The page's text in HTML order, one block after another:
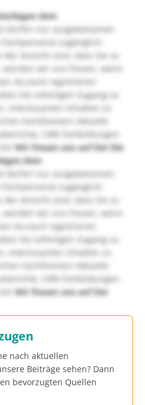
dem
dürfen nur ausgewiesenen
zugänglich
Ansicht sind, dass Sie zu
würden wir uns freuen, wenn
Account registrieren
Sie sofortigen Zugang zu
interessanten Inhalten zu
Fachthemen! Aktuelle
CME-Fortbildungen
Wir freuen uns auf Sie! Die
dem
dürfen nur ausgewiesenen
zugänglich
Ansicht sind, dass Sie zu
würden wir uns freuen, wenn
Account registrieren
Sie sofortigen Zugang zu
interessanten Inhalten zu
Fachthemen! Aktuelle
CME-Fortbildungen
Wir freuen uns auf Sie!
nach aktuellen
Beiträge sehen? Dann
bevorzugten Quellen